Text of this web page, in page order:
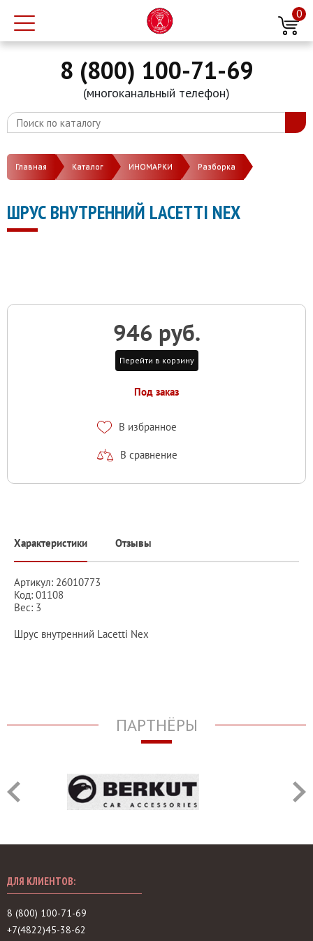
0
8 (800) 100-71-69
(многоканальный телефон)
Главная Каталог ИНОМАРКИ Разборка
ШРУС ВНУТРЕННИЙ LACETTI NEX
946 руб.
Перейти в корзину
Под заказ
В избранное
В сравнение
Характеристики Отзывы
Артикул: 26010773
Код: 01108
Вес: 3
Шрус внутренний Lacetti Nex
ПАРТНЁРЫ
ДЛЯ КЛИЕНТОВ:
8 (800) 100-71-69
+7(4822)45-38-62